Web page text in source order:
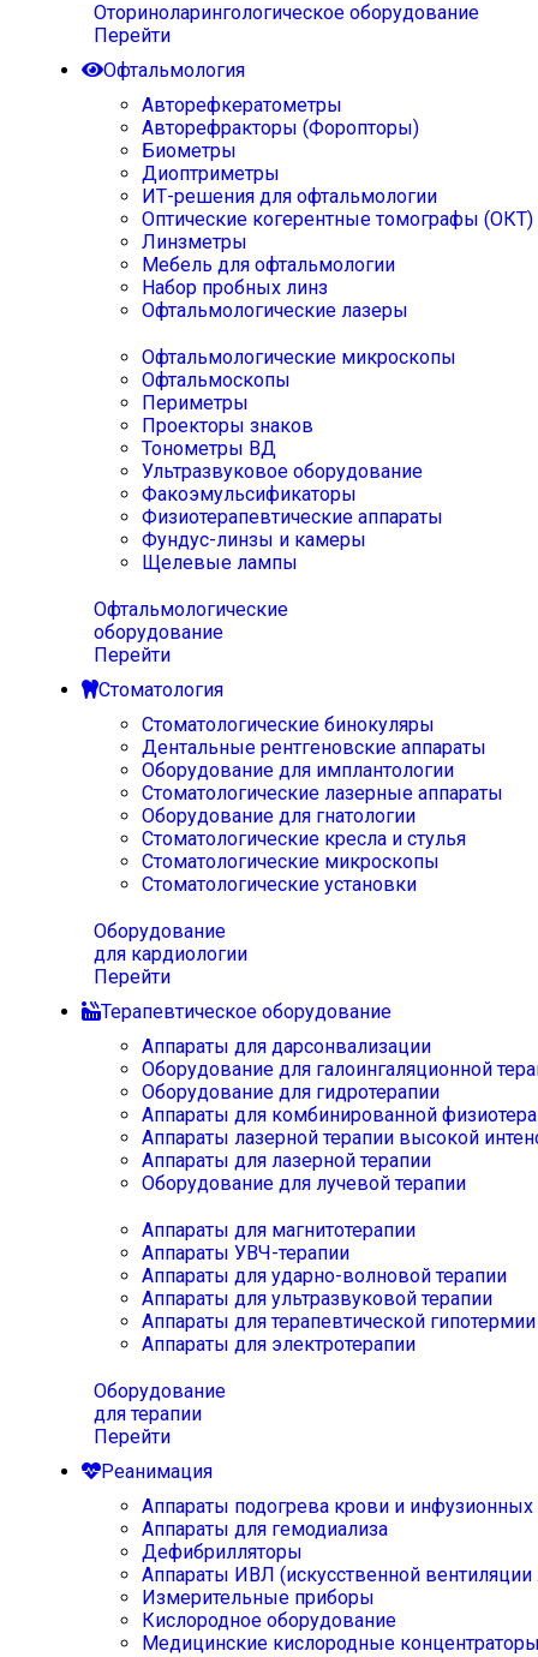
Оториноларингологическое оборудование
Перейти
Офтальмология
Авторефкератометры
Авторефракторы (Форопторы)
Биометры
Диоптриметры
ИТ-решения для офтальмологии
Оптические когерентные томографы (ОКТ)
Линзметры
Мебель для офтальмологии
Набор пробных линз
Офтальмологические лазеры
Офтальмологические микроскопы
Офтальмоскопы
Периметры
Проекторы знаков
Тонометры ВД
Ультразвуковое оборудование
Факоэмульсификаторы
Физиотерапевтические аппараты
Фундус-линзы и камеры
Щелевые лампы
Офтальмологические
оборудование
Перейти
Стоматология
Стоматологические бинокуляры
Дентальные рентгеновские аппараты
Оборудование для имплантологии
Стоматологические лазерные аппараты
Оборудование для гнатологии
Стоматологические кресла и стулья
Стоматологические микроскопы
Стоматологические установки
Оборудование
для кардиологии
Перейти
Терапевтическое оборудование
Аппараты для дарсонвализации
Оборудование для галоингаляционной
Оборудование для гидротерапии
Аппараты для комбинированной
Аппараты лазерной терапии высокой
Аппараты для лазерной терапии
Оборудование для лучевой терапии
Аппараты для магнитотерапии
Аппараты УВЧ-терапии
Аппараты для ударно-волновой терапии
Аппараты для ультразвуковой терапии
Аппараты для терапевтической
Аппараты для электротерапии
Оборудование
для терапии
Перейти
Реанимация
Аппараты подогрева крови и инфузионных
Аппараты для гемодиализа
Дефибрилляторы
Аппараты ИВЛ (искусственной вентиляции
Измерительные приборы
Кислородное оборудование
Медицинские кислородные